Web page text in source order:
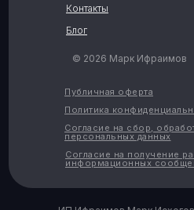
Блог
Контакты
Политика
Публичная оферта
Согласие на сбор,
персональных данных
Согласие на получение
информационных
© 2026 Марк Ифраимов